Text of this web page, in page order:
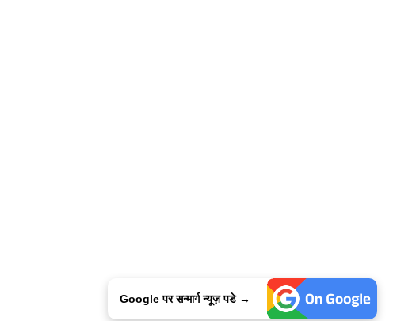
Google पर सन्मार्ग न्यूज़ पडे →